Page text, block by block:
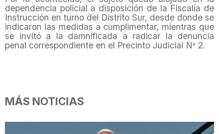
dependencia policial a disposición de la Fiscalía de
Instrucción en turno del Distrito Sur, desde donde se
indicaron las medidas a cumplimentar, mientras que
se invitó a la damnificada a radicar la denuncia
penal correspondiente en el Precinto Judicial N° 2.
MÁS NOTICIAS